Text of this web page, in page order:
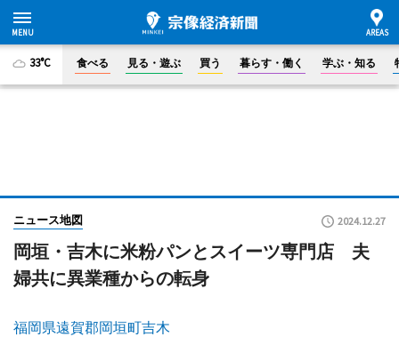
33°C 食べる 見る・遊ぶ 買う 暮らす・働く 学ぶ・知る
ニュース地図 2024.12.27
岡垣・吉木に米粉パンとスイーツ専門店 夫
婦共に異業種からの転身
福岡県遠賀郡岡垣町吉木